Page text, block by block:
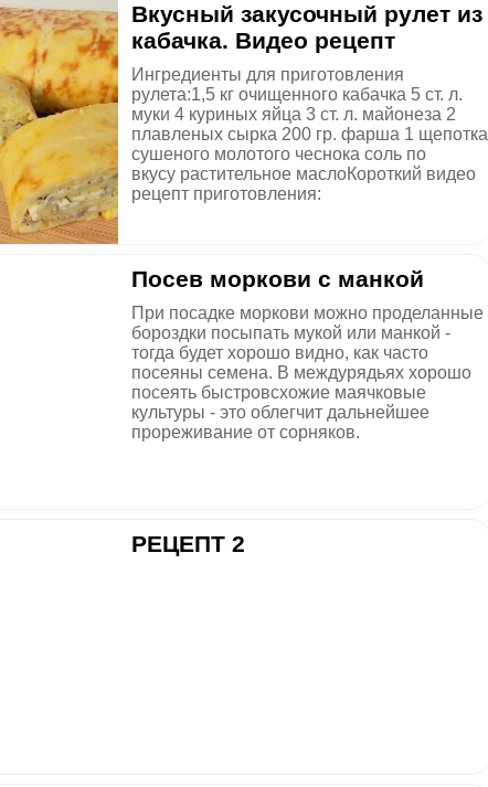
Вкусный закусочный рулет из
кабачка. Видео рецепт
Ингредиенты для приготовления
рулета:1,5 кг очищенного кабачка 5 ст. л.
муки 4 куриных яйца 3 ст. л. майонеза 2
плавленых сырка 200 гр. фарша 1 щепотка
сушеного молотого чеснока соль по
вкусу растительное маслоКороткий видео
рецепт приготовления:
Посев моркови с манкой
При посадке моркови можно проделанные
бороздки посыпать мукой или манкой -
тогда будет хорошо видно, как часто
посеяны семена. В междурядьях хорошо
посеять быстровсхожие маячковые
культуры - это облегчит дальнейшее
прореживание от сорняков.
РЕЦЕПТ 2